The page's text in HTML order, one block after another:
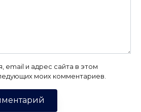
email и адрес сайта в этом
моих комментариев.